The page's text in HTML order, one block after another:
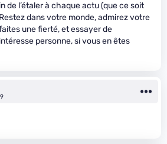
de l’étaler à chaque actu (que ce soit
dans votre monde, admirez votre
une fierté, et essayer de
personne, si vous en êtes